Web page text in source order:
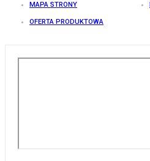
MAPA STRONY
OFERTA PRODUKTOWA